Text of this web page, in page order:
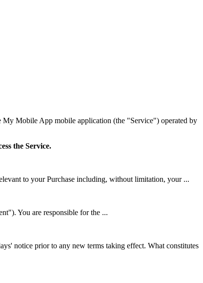
My Mobile App mobile application (the "Service") operated by
the Service.
to your Purchase including, without limitation, your ...
You are responsible for the ...
notice prior to any new terms taking effect. What constitutes